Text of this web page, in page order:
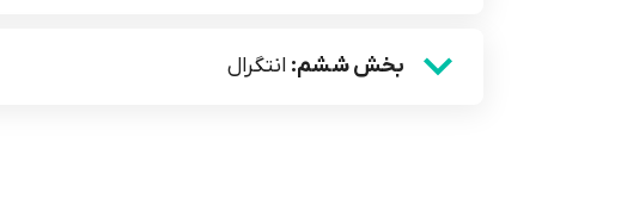
بخش ششم: انتگرال